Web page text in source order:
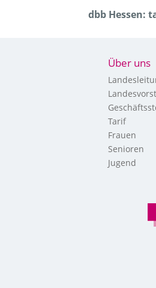
dbb Hessen:
Über uns
Tarif
Frauen
Senioren
Jugend